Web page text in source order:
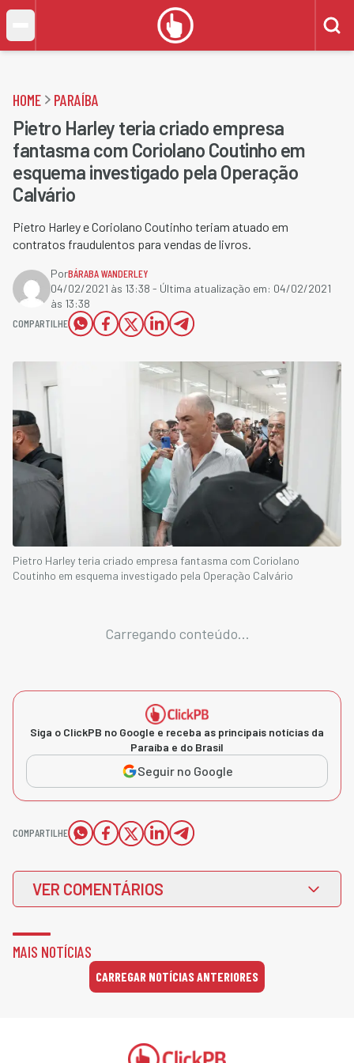
HOME PARAÍBA
Pietro Harley teria criado empresa
fantasma com Coriolano Coutinho em
esquema investigado pela Operação
Calvário
Pietro Harley e Coriolano Coutinho teriam atuado em
contratos fraudulentos para vendas de livros.
PorBÁRABA WANDERLEY
04/02/2021 às 13:38 - Última atualização em: 04/02/2021
às 13:38
COMPARTILHE
Pietro Harley teria criado empresa fantasma com Coriolano
Coutinho em esquema investigado pela Operação Calvário
Carregando conteúdo...
Siga o ClickPB no Google e receba as principais notícias da
Paraíba e do Brasil
Seguir no Google
COMPARTILHE
VER COMENTÁRIOS
MAIS NOTÍCIAS
CARREGAR NOTÍCIAS ANTERIORES